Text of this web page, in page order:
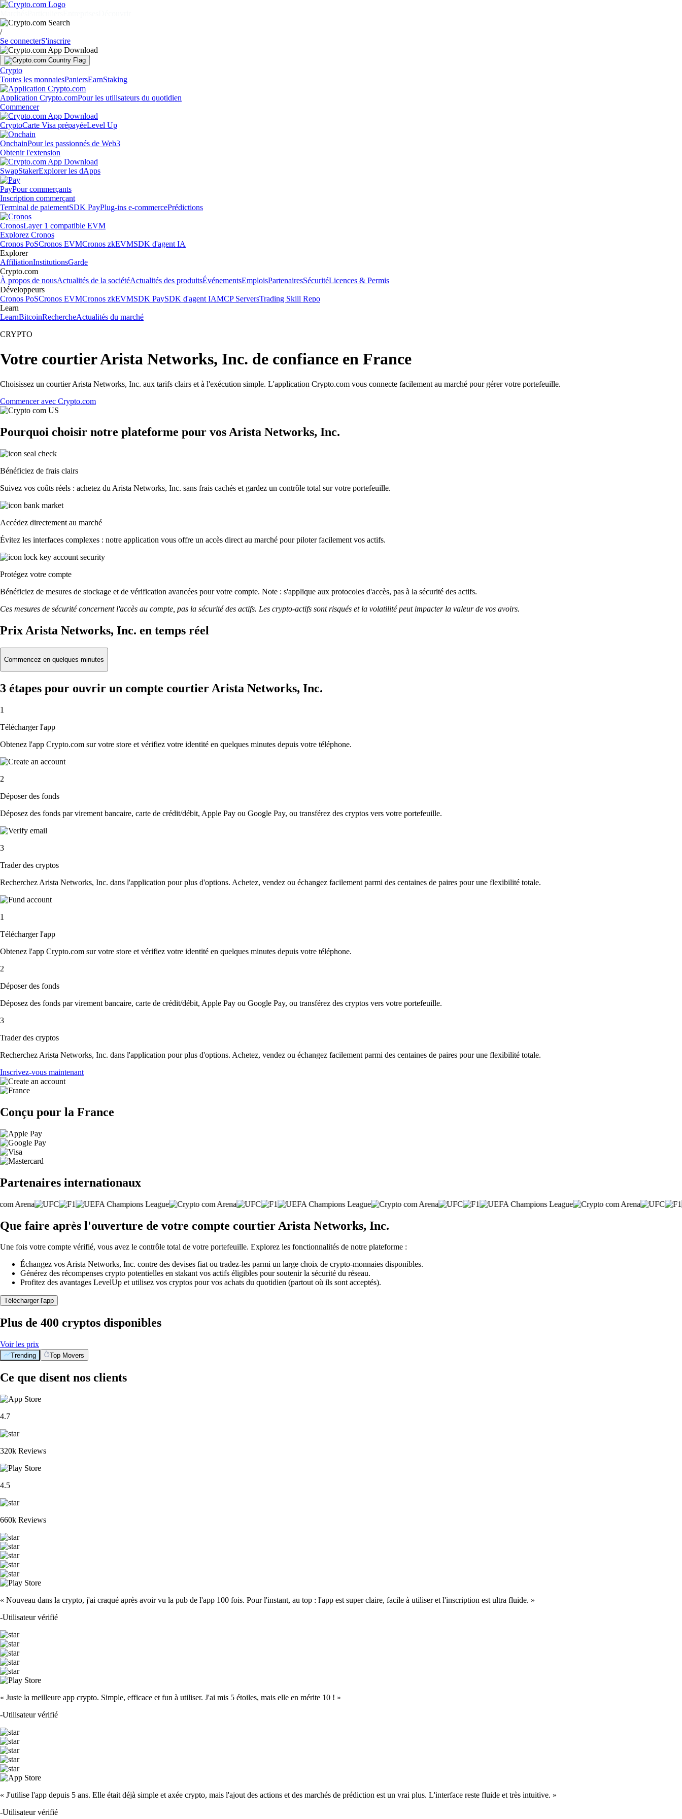
/
Se connecterS'inscrire
Crypto
Toutes les monnaiesPaniersEarnStaking
Application Crypto.comPour les utilisateurs du quotidien
Commencer
CryptoCarte Visa prépayéeLevel Up
OnchainPour les passionnés de Web3
Obtenir l'extension
SwapStakerExplorer les dApps
PayPour commerçants
Inscription commerçant
Terminal de paiementSDK PayPlug-ins e-commercePrédictions
CronosLayer 1 compatible EVM
Explorez Cronos
Cronos PoSCronos EVMCronos zkEVMSDK d'agent IA
Explorer
AffiliationInstitutionsGarde
Crypto.com
À propos de nousActualités de la sociétéActualités des produitsÉvénementsEmploisPartenairesSécuritéLicences & Permis
Développeurs
Cronos PoSCronos EVMCronos zkEVMSDK PaySDK d'agent IAMCP ServersTrading Skill Repo
Learn
LearnBitcoinRechercheActualités du marché
CRYPTO
Votre courtier Arista Networks, Inc. de confiance en France
Choisissez un courtier Arista Networks, Inc. aux tarifs clairs et à l'exécution simple. L'application Crypto.com vous connecte facilement au marché pour gérer votre portefeuille.
Commencer avec Crypto.com
Pourquoi choisir notre plateforme pour vos Arista Networks, Inc.
Bénéficiez de frais clairs
Suivez vos coûts réels : achetez du Arista Networks, Inc. sans frais cachés et gardez un contrôle total sur votre portefeuille.
Accédez directement au marché
Évitez les interfaces complexes : notre application vous offre un accès direct au marché pour piloter facilement vos actifs.
Protégez votre compte
Bénéficiez de mesures de stockage et de vérification avancées pour votre compte. Note : s'applique aux protocoles d'accès, pas à la sécurité des actifs.
Ces mesures de sécurité concernent l'accès au compte, pas la sécurité des actifs. Les crypto-actifs sont risqués et la volatilité peut impacter la valeur de vos avoirs.
Prix Arista Networks, Inc. en temps réel
Commencez en quelques minutes
3 étapes pour ouvrir un compte courtier Arista Networks, Inc.
1
Télécharger l'app
Obtenez l'app Crypto.com sur votre store et vérifiez votre identité en quelques minutes depuis votre téléphone.
2
Déposer des fonds
Déposez des fonds par virement bancaire, carte de crédit/débit, Apple Pay ou Google Pay, ou transférez des cryptos vers votre portefeuille.
3
Trader des cryptos
Recherchez Arista Networks, Inc. dans l'application pour plus d'options. Achetez, vendez ou échangez facilement parmi des centaines de paires pour une flexibilité totale.
1
Télécharger l'app
Obtenez l'app Crypto.com sur votre store et vérifiez votre identité en quelques minutes depuis votre téléphone.
2
Déposer des fonds
Déposez des fonds par virement bancaire, carte de crédit/débit, Apple Pay ou Google Pay, ou transférez des cryptos vers votre portefeuille.
3
Trader des cryptos
Recherchez Arista Networks, Inc. dans l'application pour plus d'options. Achetez, vendez ou échangez facilement parmi des centaines de paires pour une flexibilité totale.
Inscrivez-vous maintenant
Conçu pour la France
Partenaires internationaux
Que faire après l'ouverture de votre compte courtier Arista Networks, Inc.
Une fois votre compte vérifié, vous avez le contrôle total de votre portefeuille. Explorez les fonctionnalités de notre plateforme :
Échangez vos Arista Networks, Inc. contre des devises fiat ou tradez-les parmi un large choix de crypto-monnaies disponibles.
Générez des récompenses crypto potentielles en stakant vos actifs éligibles pour soutenir la sécurité du réseau.
Profitez des avantages LevelUp et utilisez vos cryptos pour vos achats du quotidien (partout où ils sont acceptés).
Télécharger l'app
Plus de 400 cryptos disponibles
Voir les prix
Trending Top Movers
Ce que disent nos clients
4.7
320k Reviews
4.5
660k Reviews
« Nouveau dans la crypto, j'ai craqué après avoir vu la pub de l'app 100 fois. Pour l'instant, au top : l'app est super claire, facile à utiliser et l'inscription est ultra fluide. »
-Utilisateur vérifié
« Juste la meilleure app crypto. Simple, efficace et fun à utiliser. J'ai mis 5 étoiles, mais elle en mérite 10 ! »
-Utilisateur vérifié
« J'utilise l'app depuis 5 ans. Elle était déjà simple et axée crypto, mais l'ajout des actions et des marchés de prédiction est un vrai plus. L'interface reste fluide et très intuitive. »
-Utilisateur vérifié